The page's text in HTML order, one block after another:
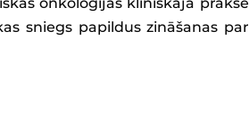
sniegs papildus zināšanas par